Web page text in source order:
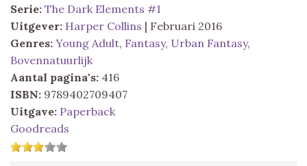
Serie: The Dark Elements #1
Uitgever: Harper Collins | Februari 2016
Genres: Young Adult, Fantasy, Urban Fantasy,
Bovennatuurlijk
Aantal pagina's: 416
ISBN: 9789402709407
Uitgave: Paperback
Goodreads